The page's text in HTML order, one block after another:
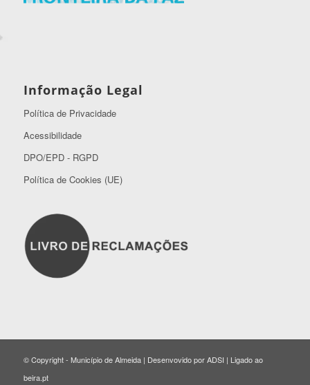
Informação Legal
Política de Privacidade
Acessibilidade
DPO/EPD - RGPD
Política de Cookies (UE)
© Copyright - Município de Almeida | Desenvovido por ADSI | Ligado ao
beira.pt